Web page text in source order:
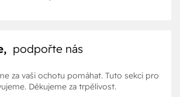
podpořte nás
za vaši ochotu pomáhat. Tuto sekci pro
Děkujeme za trpělivost.